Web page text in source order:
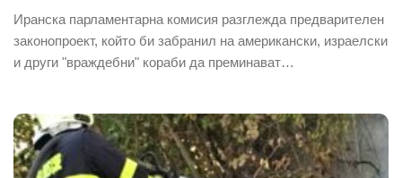
Иранска парламентарна комисия разглежда предварителен
законопроект, който би забранил на американски, израелски
и други "враждебни" кораби да преминават…